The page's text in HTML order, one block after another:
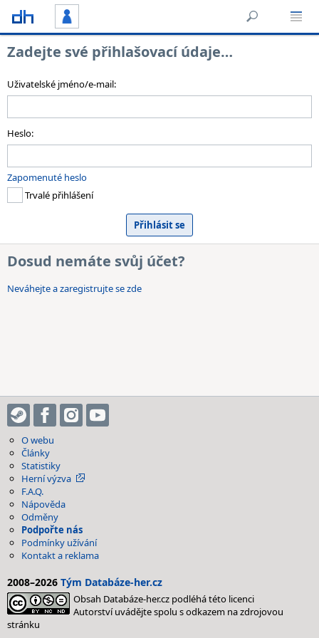
Zadejte své přihlašovací údaje…
Uživatelské jméno/e-mail:
Heslo:
Zapomenuté heslo
Trvalé přihlášení
Dosud nemáte svůj účet?
Neváhejte a zaregistrujte se zde
O webu
Články
Statistiky
Herní výzva
F.A.Q.
Nápověda
Odměny
Podpořte nás
Podmínky užívání
Kontakt a reklama
2008–2026 Tým Databáze-her.cz
Obsah Databáze-her.cz podléhá této licenci
Autorství uvádějte spolu s odkazem na zdrojovou
stránku